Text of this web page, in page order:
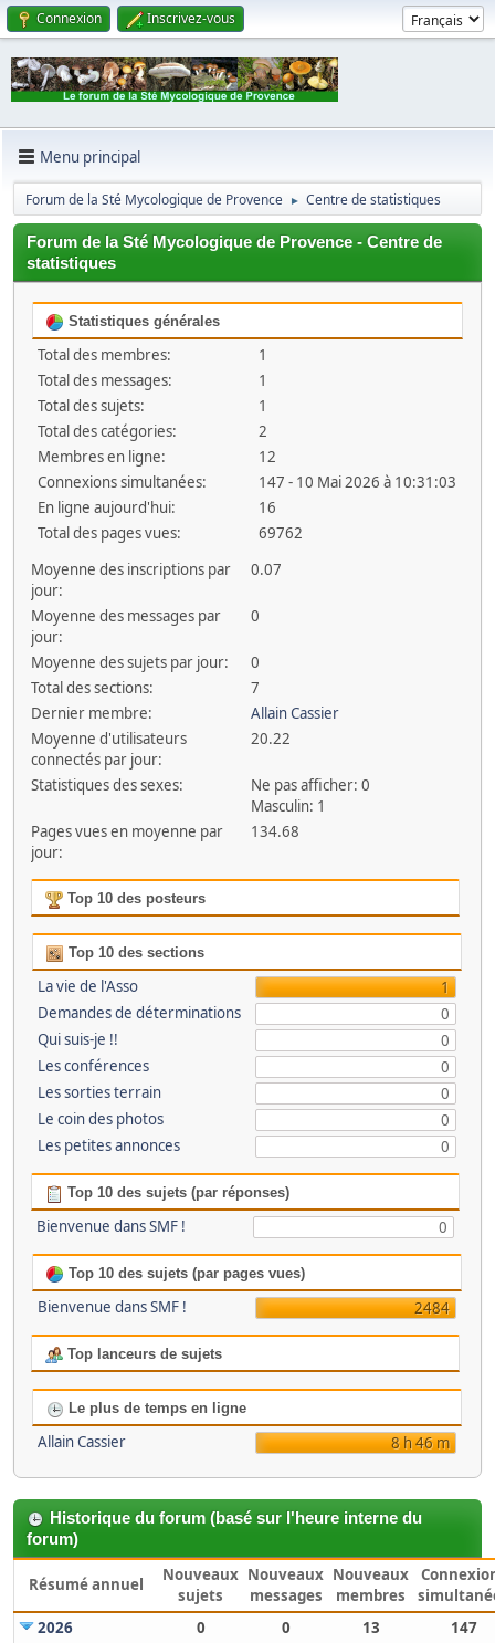
Connexion Inscrivez-vous
Menu principal
Forum de la Sté Mycologique de Provence ► Centre de statistiques
Forum de la Sté Mycologique de Provence - Centre de
statistiques
Statistiques générales
Total des membres:
1
Total des messages:
1
Total des sujets:
1
Total des catégories:
2
Membres en ligne:
12
Connexions simultanées:
147 - 10 Mai 2026 à 10:31:03
En ligne aujourd'hui:
16
Total des pages vues:
69762
Moyenne des inscriptions par
jour:
0.07
Moyenne des messages par
jour:
0
Moyenne des sujets par jour:
0
Total des sections:
7
Dernier membre:
Allain Cassier
Moyenne d'utilisateurs
connectés par jour:
20.22
Statistiques des sexes:
Ne pas afficher: 0
Masculin: 1
Pages vues en moyenne par
jour:
134.68
Top 10 des posteurs
Top 10 des sections
La vie de l'Asso
1
Demandes de déterminations
0
Qui suis-je !!
0
Les conférences
0
Les sorties terrain
0
Le coin des photos
0
Les petites annonces
0
Top 10 des sujets (par réponses)
Bienvenue dans SMF ! 0
Top 10 des sujets (par pages vues)
Bienvenue dans SMF ! 2484
Top lanceurs de sujets
Le plus de temps en ligne
Allain Cassier 8 h 46 m
Historique du forum (basé sur l'heure interne du
forum)
Résumé annuel
Nouveaux
sujets
Nouveaux
messages
Nouveaux
membres
2026
0 0 13
147